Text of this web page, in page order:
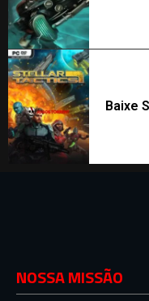
Baixe
NOSSA MISSÃO